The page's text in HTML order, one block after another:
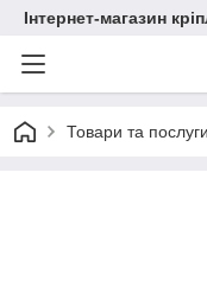
Інтернет-магазин
Товари та послуги